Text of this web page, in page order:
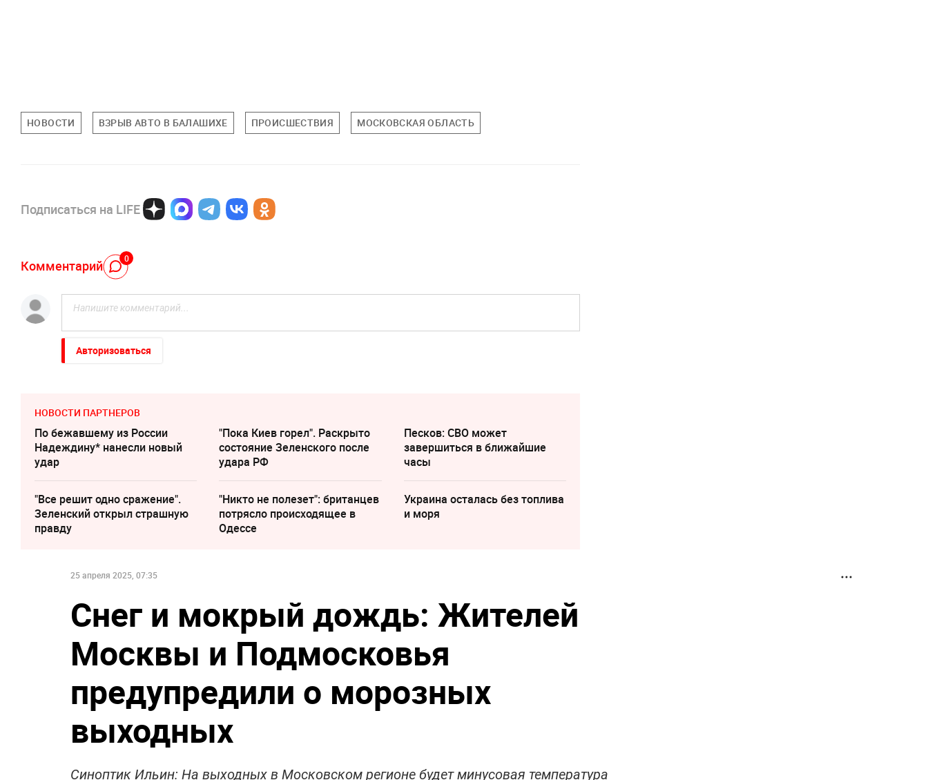
НОВОСТИ ВЗРЫВ АВТО В БАЛАШИХЕ ПРОИСШЕСТВИЯ МОСКОВСКАЯ ОБЛАСТЬ
Подписаться на LIFE
Комментарий 0
Авторизоваться
НОВОСТИ ПАРТНЕРОВ
По бежавшему из России
Надеждину* нанесли новый
удар
"Пока Киев горел". Раскрыто
состояние Зеленского после
удара РФ
Песков: СВО может
завершиться в ближайшие
часы
"Все решит одно сражение".
Зеленский открыл страшную
правду
"Никто не полезет": британцев
потрясло происходящее в
Одессе
Украина осталась без топлива
и моря
25 апреля 2025, 07:35
Снег и мокрый дождь: Жителей
Москвы и Подмосковья
предупредили о морозных
выходных
Синоптик Ильин: На выходных в Московском регионе будет минусовая температура